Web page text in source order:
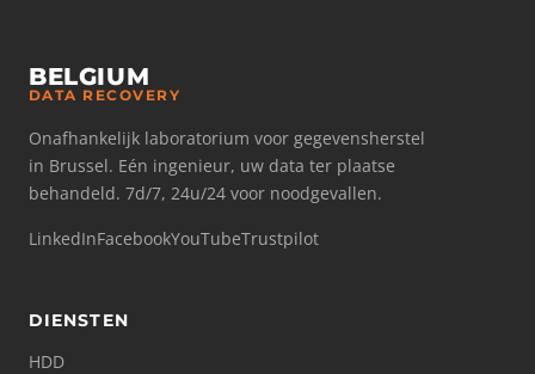
BELGIUM
DATA RECOVERY
Onafhankelijk laboratorium voor gegevensherstel
in Brussel. Eén ingenieur, uw data ter plaatse
behandeld. 7d/7, 24u/24 voor noodgevallen.
LinkedInFacebookYouTubeTrustpilot
DIENSTEN
HDD